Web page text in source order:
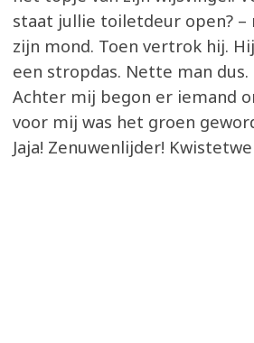
staat jullie toiletdeur open?
zijn mond. Toen vertrok hij.
een stropdas. Nette man dus.
Achter mij begon er iemand
voor mij was het groen
Jaja! Zenuwenlijder!